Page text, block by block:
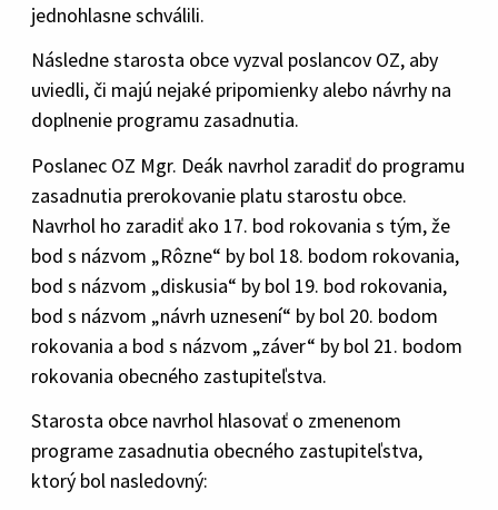
jednohlasne schválili.
Následne starosta obce vyzval poslancov OZ, aby
uviedli, či majú nejaké pripomienky alebo návrhy na
doplnenie programu zasadnutia.
Poslanec OZ Mgr. Deák navrhol zaradiť do programu
zasadnutia prerokovanie platu starostu obce.
Navrhol ho zaradiť ako 17. bod rokovania s tým, že
bod s názvom „Rôzne“ by bol 18. bodom rokovania,
bod s názvom „diskusia“ by bol 19. bod rokovania,
bod s názvom „návrh uznesení“ by bol 20. bodom
rokovania a bod s názvom „záver“ by bol 21. bodom
rokovania obecného zastupiteľstva.
Starosta obce navrhol hlasovať o zmenenom
programe zasadnutia obecného zastupiteľstva,
ktorý bol nasledovný: